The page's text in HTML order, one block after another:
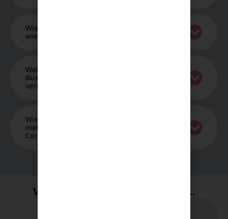
Wie lange dauert es bis zur Indexierung und
wie beschleunige ich das?
Welche Einstellungen brauche ich als
Business/Creator und wie vermeide ich
versehentliche De-Indexierung?
Wie optimiere ich Captions und Alt-Texte für
mehrsprachige Zielgruppen, ohne Duplicate-
Content-Probleme?
Vielleicht interessiert sie auch...